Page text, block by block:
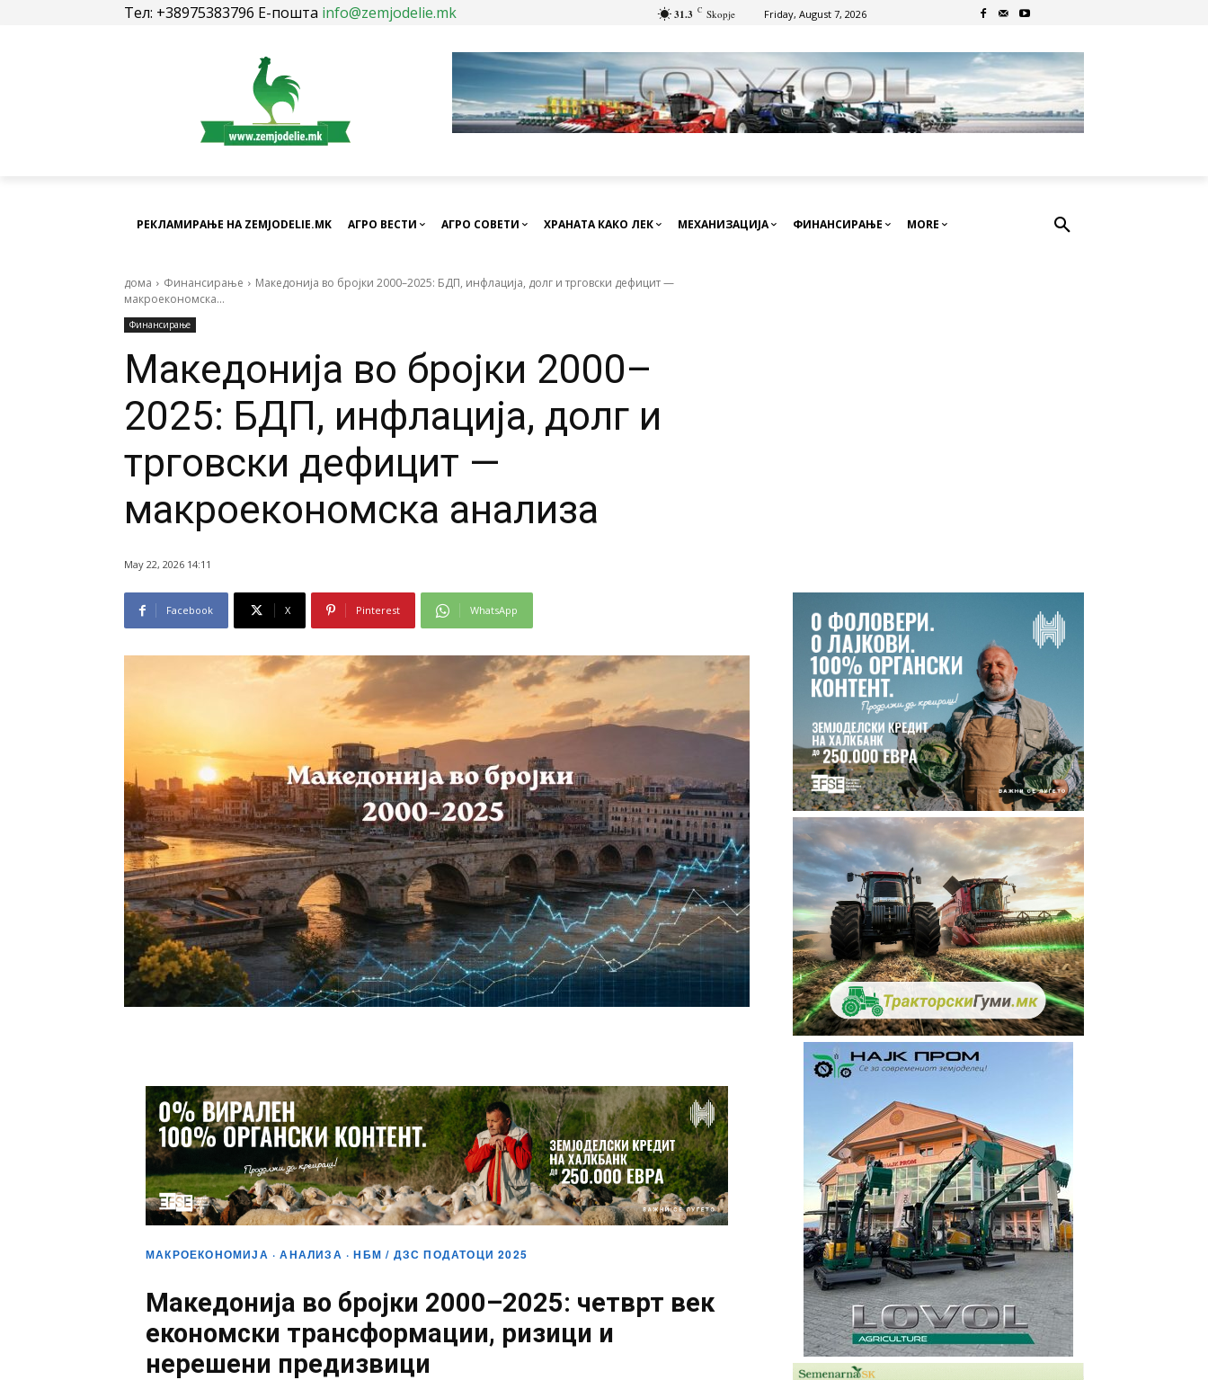
Тел: +38975383796 Е-пошта info@zemjodelie.mk 31.3 C Skopje Friday, August 7, 2026
РЕКЛАМИРАЊЕ НА ZEMJODELIE.MK АГРО ВЕСТИ АГРО СОВЕТИ ХРАНАТА КАКО ЛЕК МЕХАНИЗАЦИЈА ФИНАНСИРАЊЕ MORE
дома Финансирање
Македонија во бројки 2000–2025: БДП, инфлација, долг и трговски дефицит —
макроекономска...
Финансирање
Македонија во бројки 2000–
2025: БДП, инфлација, долг и
трговски дефицит —
макроекономска анализа
May 22, 2026 14:11
Facebook X Pinterest WhatsApp
МАКРОЕКОНОМИЈА · АНАЛИЗА · НБМ / ДЗС ПОДАТОЦИ 2025
Македонија во бројки 2000–2025: четврт век
економски трансформации, ризици и
нерешени предизвици